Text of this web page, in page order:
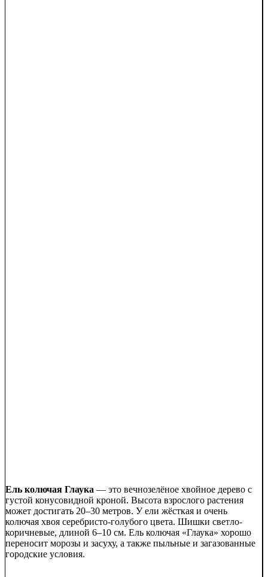
Ель колючая Глаука — это вечнозелёное хвойное дерево с
густой конусовидной кроной. Высота взрослого растения
может достигать 20–30 метров. У ели жёсткая и очень
колючая хвоя серебристо-голубого цвета. Шишки светло-
коричневые, длиной 6–10 см. Ель колючая «Глаука» хорошо
переносит морозы и засуху, а также пыльные и загазованные
городские условия.